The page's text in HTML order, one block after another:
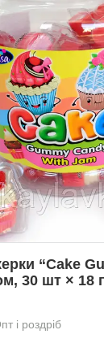
“Cake
30 шт × 18
і роздріб